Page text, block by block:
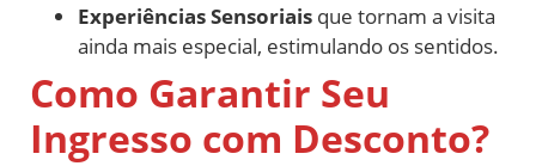
Experiências Sensoriais que tornam a visita
ainda mais especial, estimulando os sentidos.
Como Garantir Seu
Ingresso com Desconto?